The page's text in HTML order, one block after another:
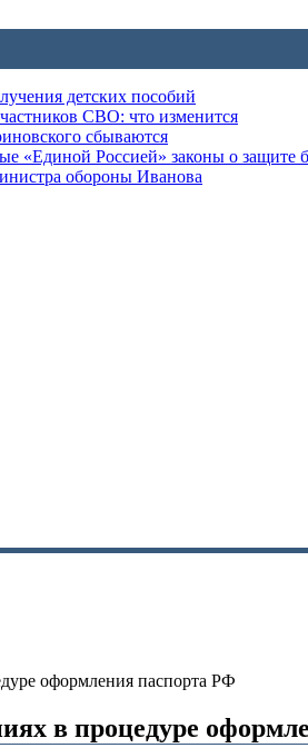
детских пособий
СВО: что изменится
сбываются
«Единой Россией» законы о защите
обороны Иванова
оформления паспорта РФ
в процедуре